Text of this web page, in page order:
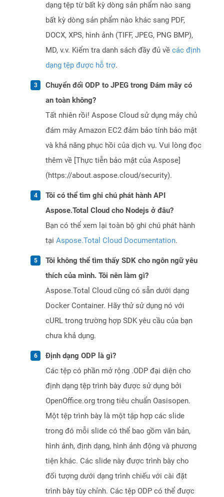
dạng tệp từ bất kỳ dòng sản phẩm nào sang
bất kỳ dòng sản phẩm nào khác sang PDF,
DOCX, XPS, hình ảnh (TIFF, JPEG, PNG BMP),
MD, v.v. Kiểm tra danh sách đầy đủ về các định
dạng tệp được hỗ trợ.
Chuyển đổi ODP to JPEG trong Đám mây có
an toàn không?
Tất nhiên rồi! Aspose Cloud sử dụng máy chủ
đám mây Amazon EC2 đảm bảo tính bảo mật
và khả năng phục hồi của dịch vụ. Vui lòng đọc
thêm về [Thực tiễn bảo mật của Aspose]
(https://about.aspose.cloud/security).
Tôi có thể tìm ghi chú phát hành API
Aspose.Total Cloud cho Nodejs ở đâu?
Bạn có thể xem lại toàn bộ ghi chú phát hành
tại Aspose.Total Cloud Documentation.
Tôi không thể tìm thấy SDK cho ngôn ngữ yêu
thích của mình. Tôi nên làm gì?
Aspose.Total Cloud cũng có sẵn dưới dạng
Docker Container. Hãy thử sử dụng nó với
cURL trong trường hợp SDK yêu cầu của bạn
chưa khả dụng.
Định dạng ODP là gì?
Các tệp có phần mở rộng .ODP đại diện cho
định dạng tệp trình bày được sử dụng bởi
OpenOffice.org trong tiêu chuẩn Oasisopen.
Một tệp trình bày là một tập hợp các slide
trong đó mỗi slide có thể bao gồm văn bản,
hình ảnh, định dạng, hình ảnh động và phương
tiện khác. Các slide này được trình bày cho
đối tượng dưới dạng trình chiếu với cài đặt
trình bày tùy chỉnh. Các tệp ODP có thể được